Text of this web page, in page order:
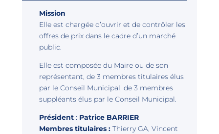
Mission
Elle est chargée d’ouvrir et de contrôler les
offres de prix dans le cadre d’un marché
public.
Elle est composée du Maire ou de son
représentant, de 3 membres titulaires élus
par le Conseil Municipal, de 3 membres
suppléants élus par le Conseil Municipal.
Président : Patrice BARRIER
Membres titulaires :Thierry GA, Vincent